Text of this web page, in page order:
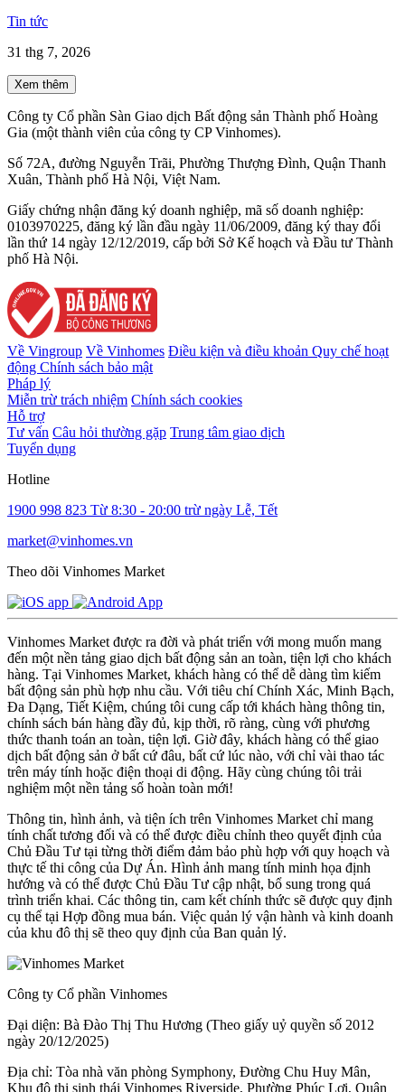
Tin tức
31 thg 7, 2026
Xem thêm
Công ty Cổ phần Sàn Giao dịch Bất động sản Thành phố Hoàng
Gia (một thành viên của công ty CP Vinhomes).
Số 72A, đường Nguyễn Trãi, Phường Thượng Đình, Quận Thanh
Xuân, Thành phố Hà Nội, Việt Nam.
Giấy chứng nhận đăng ký doanh nghiệp, mã số doanh nghiệp:
0103970225, đăng ký lần đầu ngày 11/06/2009, đăng ký thay đổi
lần thứ 14 ngày 12/12/2019, cấp bởi Sở Kế hoạch và Đầu tư Thành
phố Hà Nội.
Về Vingroup Về Vinhomes Điều kiện và điều khoản Quy chế hoạt
động Chính sách bảo mật
Pháp lý
Miễn trừ trách nhiệm Chính sách cookies
Hỗ trợ
Tư vấn Câu hỏi thường gặp Trung tâm giao dịch
Tuyển dụng
Hotline
1900 998 823 Từ 8:30 - 20:00 trừ ngày Lễ, Tết
market@vinhomes.vn
Theo dõi Vinhomes Market
Vinhomes Market được ra đời và phát triển với mong muốn mang
đến một nền tảng giao dịch bất động sản an toàn, tiện lợi cho khách
hàng. Tại Vinhomes Market, khách hàng có thể dễ dàng tìm kiếm
bất động sản phù hợp nhu cầu. Với tiêu chí Chính Xác, Minh Bạch,
Đa Dạng, Tiết Kiệm, chúng tôi cung cấp tới khách hàng thông tin,
chính sách bán hàng đầy đủ, kịp thời, rõ ràng, cùng với phương
thức thanh toán an toàn, tiện lợi. Giờ đây, khách hàng có thể giao
dịch bất động sản ở bất cứ đâu, bất cứ lúc nào, với chỉ vài thao tác
trên máy tính hoặc điện thoại di động. Hãy cùng chúng tôi trải
nghiệm một nền tảng số hoàn toàn mới!
Thông tin, hình ảnh, và tiện ích trên Vinhomes Market chỉ mang
tính chất tương đối và có thể được điều chỉnh theo quyết định của
Chủ Đầu Tư tại từng thời điểm đảm bảo phù hợp với quy hoạch và
thực tế thi công của Dự Án. Hình ảnh mang tính minh họa định
hướng và có thể được Chủ Đầu Tư cập nhật, bổ sung trong quá
trình triển khai. Các thông tin, cam kết chính thức sẽ được quy định
cụ thể tại Hợp đồng mua bán. Việc quản lý vận hành và kinh doanh
của khu đô thị sẽ theo quy định của Ban quản lý.
Công ty Cổ phần Vinhomes
Đại diện: Bà Đào Thị Thu Hương (Theo giấy uỷ quyền số 2012
ngày 20/12/2025)
Địa chỉ: Tòa nhà văn phòng Symphony, Đường Chu Huy Mân,
Khu đô thị sinh thái Vinhomes Riverside, Phường Phúc Lợi, Quận